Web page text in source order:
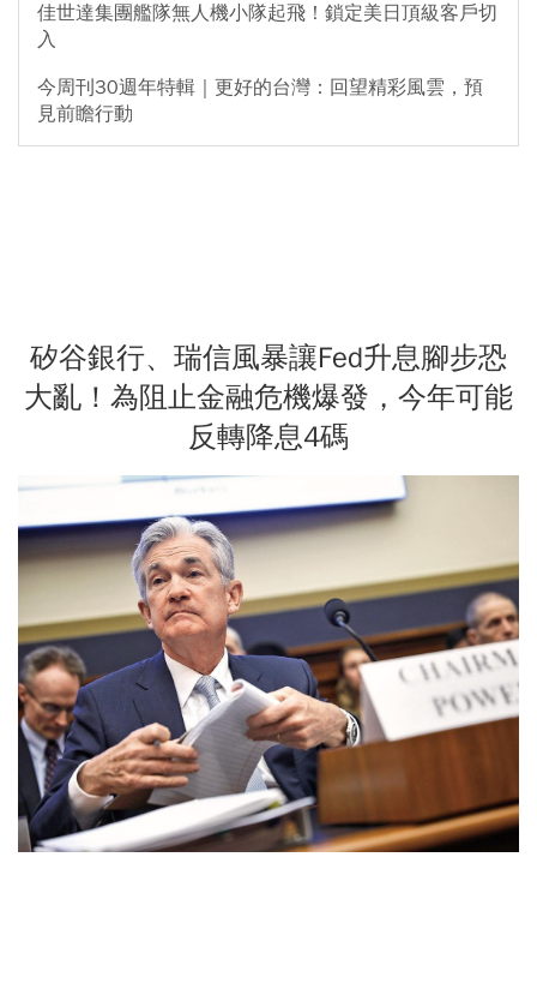
佳世達集團艦隊無人機小隊起飛！鎖定美日頂級客戶切
入
今周刊30週年特輯｜更好的台灣：回望精彩風雲，預
見前瞻行動
矽谷銀行、瑞信風暴讓Fed升息腳步恐
大亂！為阻止金融危機爆發，今年可能
反轉降息4碼